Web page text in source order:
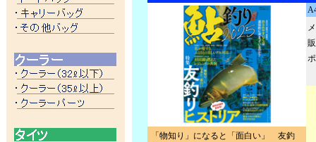
「物知り」になると「面白い」 友釣